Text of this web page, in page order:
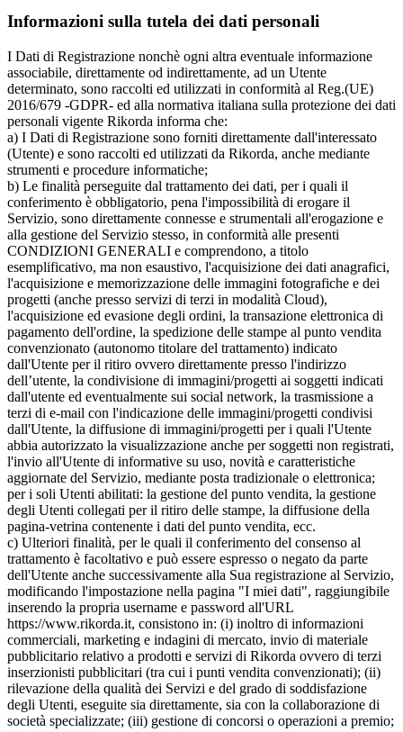
Informazioni sulla tutela dei dati personali
I Dati di Registrazione nonchè ogni altra eventuale informazione
associabile, direttamente od indirettamente, ad un Utente
determinato, sono raccolti ed utilizzati in conformità al Reg.(UE)
2016/679 -GDPR- ed alla normativa italiana sulla protezione dei dati
personali vigente Rikorda informa che:
a) I Dati di Registrazione sono forniti direttamente dall'interessato
(Utente) e sono raccolti ed utilizzati da Rikorda, anche mediante
strumenti e procedure informatiche;
b) Le finalità perseguite dal trattamento dei dati, per i quali il
conferimento è obbligatorio, pena l'impossibilità di erogare il
Servizio, sono direttamente connesse e strumentali all'erogazione e
alla gestione del Servizio stesso, in conformità alle presenti
CONDIZIONI GENERALI e comprendono, a titolo
esemplificativo, ma non esaustivo, l'acquisizione dei dati anagrafici,
l'acquisizione e memorizzazione delle immagini fotografiche e dei
progetti (anche presso servizi di terzi in modalità Cloud),
l'acquisizione ed evasione degli ordini, la transazione elettronica di
pagamento dell'ordine, la spedizione delle stampe al punto vendita
convenzionato (autonomo titolare del trattamento) indicato
dall'Utente per il ritiro ovvero direttamente presso l'indirizzo
dell’utente, la condivisione di immagini/progetti ai soggetti indicati
dall'utente ed eventualmente sui social network, la trasmissione a
terzi di e-mail con l'indicazione delle immagini/progetti condivisi
dall'Utente, la diffusione di immagini/progetti per i quali l'Utente
abbia autorizzato la visualizzazione anche per soggetti non registrati,
l'invio all'Utente di informative su uso, novità e caratteristiche
aggiornate del Servizio, mediante posta tradizionale o elettronica;
per i soli Utenti abilitati: la gestione del punto vendita, la gestione
degli Utenti collegati per il ritiro delle stampe, la diffusione della
pagina-vetrina contenente i dati del punto vendita, ecc.
c) Ulteriori finalità, per le quali il conferimento del consenso al
trattamento è facoltativo e può essere espresso o negato da parte
dell'Utente anche successivamente alla Sua registrazione al Servizio,
modificando l'impostazione nella pagina "I miei dati", raggiungibile
inserendo la propria username e password all'URL
https://www.rikorda.it, consistono in: (i) inoltro di informazioni
commerciali, marketing e indagini di mercato, invio di materiale
pubblicitario relativo a prodotti e servizi di Rikorda ovvero di terzi
inserzionisti pubblicitari (tra cui i punti vendita convenzionati); (ii)
rilevazione della qualità dei Servizi e del grado di soddisfazione
degli Utenti, eseguite sia direttamente, sia con la collaborazione di
società specializzate; (iii) gestione di concorsi o operazioni a premio;